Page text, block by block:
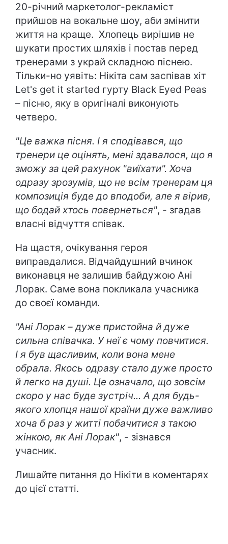
20-річний маркетолог-рекламіст
прийшов на вокальне шоу, аби змінити
життя на краще. Хлопець вирішив не
шукати простих шляхів і постав перед
тренерами з украй складною піснею.
Тільки-но уявіть: Нікіта сам заспівав хіт
Let's get it started гурту Black Eyed Peas
– пісню, яку в оригіналі виконують
четверо.
"Це важка пісня. І я сподівався, що
тренери це оцінять, мені здавалося, що я
зможу за цей рахунок "виїхати". Хоча
одразу зрозумів, що не всім тренерам ця
композиція буде до вподоби, але я вірив,
що бодай хтось повернеться", - згадав
власні відчуття співак.
На щастя, очікування героя
виправдалися. Відчайдушний вчинок
виконавця не залишив байдужою Ані
Лорак. Саме вона покликала учасника
до своєї команди.
"Ані Лорак – дуже пристойна й дуже
сильна співачка. У неї є чому повчитися.
І я був щасливим, коли вона мене
обрала. Якось одразу стало дуже просто
й легко на душі. Це означало, що зовсім
скоро у нас буде зустріч... А для будь-
якого хлопця нашої країни дуже важливо
хоча б раз у житті побачитися з такою
жінкою, як Ані Лорак", - зізнався
учасник.
Лишайте питання до Нікіти в коментарях
до цієї статті.